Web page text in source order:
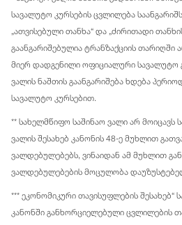
სავალუტო კურსების ცვლილება
„ათვისებული თანხა“ და „ძირითადი
გაანგარიშებულია ტრანზაქციის თარიღში
მიერ დადგენილი ოფიციალური
ვალის ნაშთის გაანგარიშება ხდება
სავალუტო კურსებით.
** სახელმწიფო საშინაო ვალი არ
ვალის შესახებ კანონის 48-ე მუხლით
ვალდებულებებს, ვინაიდან ამ მუხლით
ვალდებულებების მოცულობა
*** ეკონომიკური თავისუფლების
კანონში განხორციელებული ცვლილების